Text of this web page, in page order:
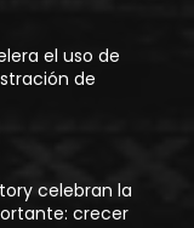
el uso de
de
celebran la
crecer